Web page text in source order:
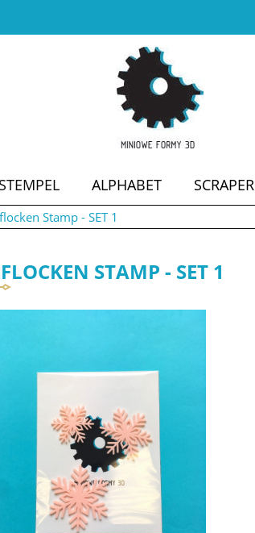
STEMPEL ALPHABET SCRAPER
SALE
Stamp - SET 1
STAMP - SET 1